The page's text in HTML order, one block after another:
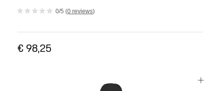
Nieuw 0/5 (0 reviews)
€ 98,25